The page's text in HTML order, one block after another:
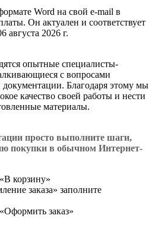
Word на свой e-mail в
Он актуален и соответствует
августа 2026 г.
опытные специалисты-
с вопросами
Благодаря этому мы
качество своей работы и нести
материалы.
просто выполните шаги,
покупки в обычном Интернет-
корзину»
заказа» заполните
заказ»